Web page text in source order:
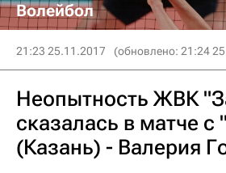
Волейбол
21:23 25.11.2017 (обновлено: 21:24
Неопытность ЖВК
сказалась в матче
(Казань) - Валерия